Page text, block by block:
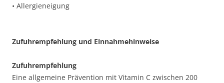
• Allergieneigung
Zufuhrempfehlung und Einnahmehinweise
Zufuhrempfehlung
Eine allgemeine Prävention mit Vitamin C zwischen 200